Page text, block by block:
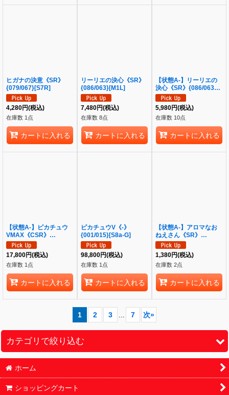
ヒガナの決意《SR》
{079/067}[S7R]
4,280円(税込)
在庫数 1点
カートに入れる
リーリエの決心《SR》
{086/063}[M1L]
7,480円(税込)
在庫数 8点
カートに入れる
【状態A-】リーリエの
決心《SR》{086/063}
[M1L]
5,980円(税込)
在庫数 10点
カートに入れる
【状態A-】ピカチュウ
VMAX《CSR》
{223/184}[S8b]
17,800円(税込)
在庫数 1点
カートに入れる
ピカチュウV《-》
{001/015}[S8a-G]
98,800円(税込)
在庫数 1点
カートに入れる
【状態A-】アロマなお
ねえさん《SR》
{086/069}[S6a]
1,380円(税込)
在庫数 2点
カートに入れる
1 2 3 ... 7 次»
カテゴリで絞り込む
ポケモンカード (全商品)
シングル
ホーム
ショッピングカート